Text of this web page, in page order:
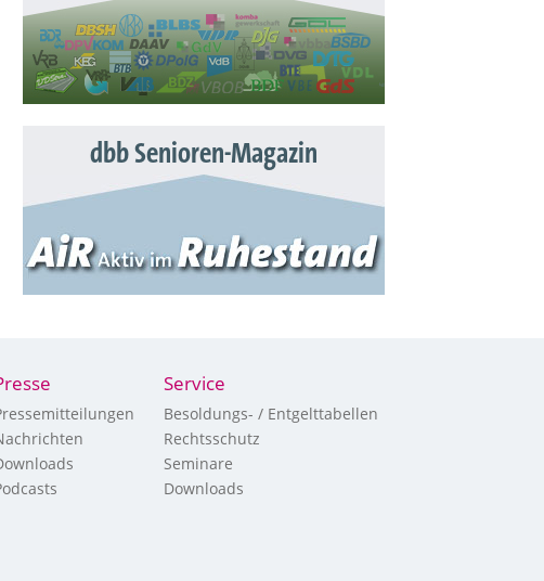
dbb Senioren-Magazin
Service
Besoldungs- / Entgelttabellen
Rechtsschutz
Seminare
Downloads